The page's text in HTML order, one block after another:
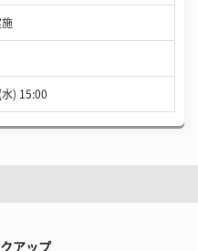
施
) 15:00
アップ